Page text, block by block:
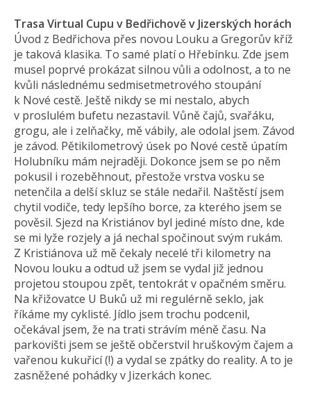
Trasa Virtual Cupu v Bedřichově v Jizerských horách
Úvod z Bedřichova přes novou Louku a Gregorův kříž
je taková klasika. To samé platí o Hřebínku. Zde jsem
musel poprvé prokázat silnou vůli a odolnost, a to ne
kvůli následnému sedmisetmetrového stoupání
k Nové cestě. Ještě nikdy se mi nestalo, abych
v proslulém bufetu nezastavil. Vůně čajů, svařáku,
grogu, ale i zelňačky, mě vábily, ale odolal jsem. Závod
je závod. Pětikilometrový úsek po Nové cestě úpatím
Holubníku mám nejraději. Dokonce jsem se po něm
pokusil i rozeběhnout, přestože vrstva vosku se
netenčila a delší skluz se stále nedařil. Naštěstí jsem
chytil vodiče, tedy lepšího borce, za kterého jsem se
pověsil. Sjezd na Kristiánov byl jediné místo dne, kde
se mi lyže rozjely a já nechal spočinout svým rukám.
Z Kristiánova už mě čekaly necelé tři kilometry na
Novou louku a odtud už jsem se vydal již jednou
projetou stoupou zpět, tentokrát v opačném směru.
Na křižovatce U Buků už mi regulérně seklo, jak
říkáme my cyklisté. Jídlo jsem trochu podcenil,
očekával jsem, že na trati strávím méně času. Na
parkovišti jsem se ještě občerstvil hruškovým čajem a
vařenou kukuřicí (!) a vydal se zpátky do reality. A to je
zasněžené pohádky v Jizerkách konec.